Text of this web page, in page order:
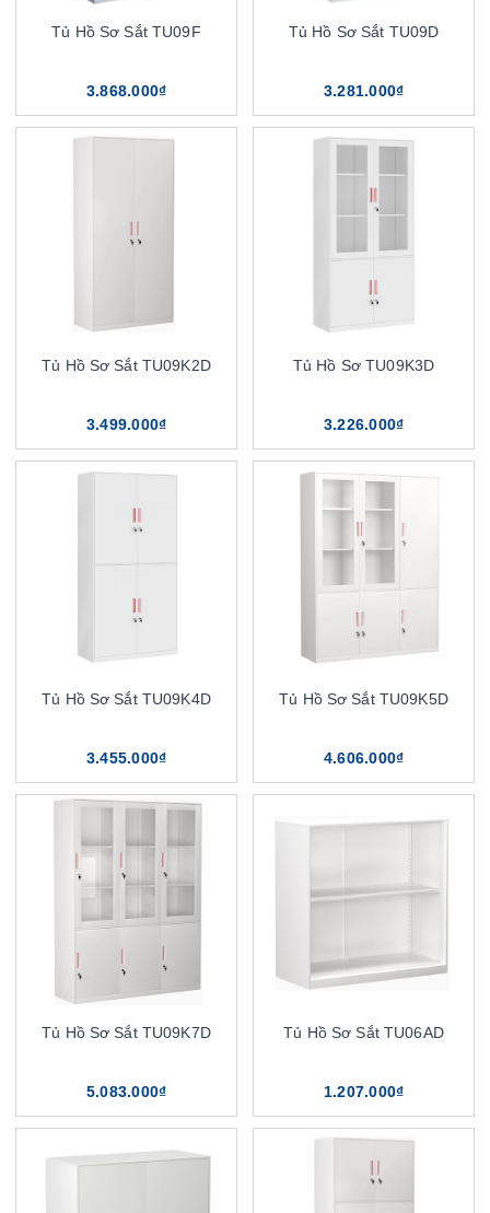
Tủ Hồ Sơ Sắt TU09F
3.868.000₫
Tủ Hồ Sơ Sắt TU09D
3.281.000₫
Tủ Hồ Sơ Sắt TU09K2D
3.499.000₫
Tủ Hồ Sơ TU09K3D
3.226.000₫
Tủ Hồ Sơ Sắt TU09K4D
3.455.000₫
Tủ Hồ Sơ Sắt TU09K5D
4.606.000₫
Tủ Hồ Sơ Sắt TU09K7D
5.083.000₫
Tủ Hồ Sơ Sắt TU06AD
1.207.000₫